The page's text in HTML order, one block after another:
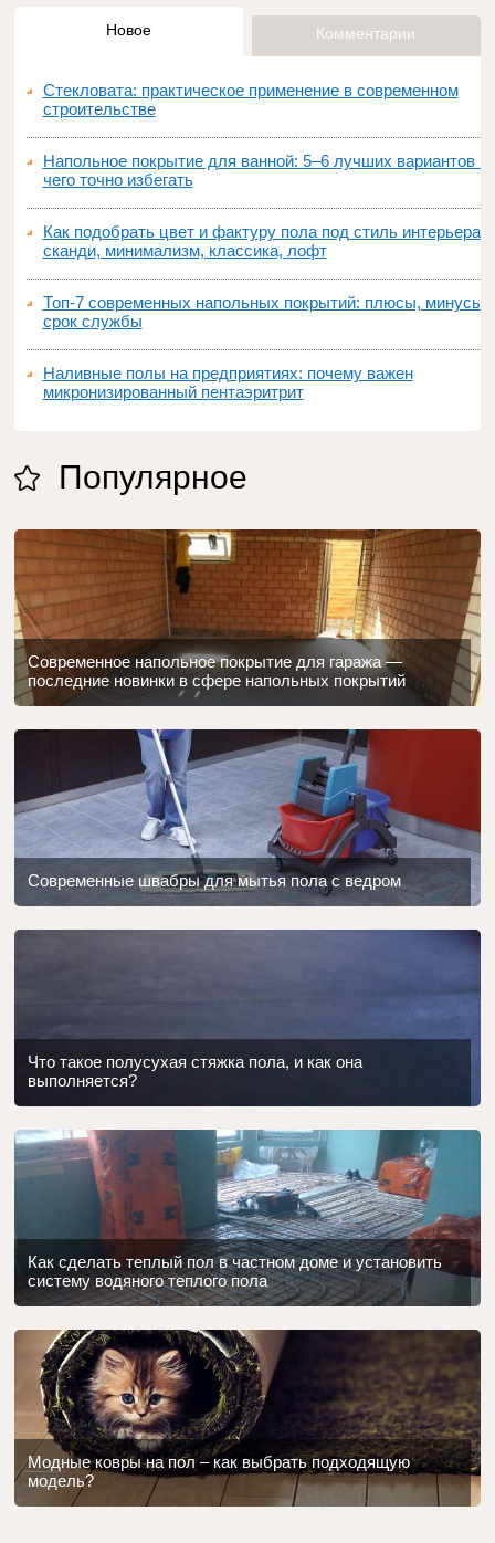
Новое Комментарии
Стекловата: практическое применение в современном
строительстве
Напольное покрытие для ванной: 5–6 лучших вариантов и
чего точно избегать
Как подобрать цвет и фактуру пола под стиль интерьера:
сканди, минимализм, классика, лофт
Топ‑7 современных напольных покрытий: плюсы, минусы,
срок службы
Наливные полы на предприятиях: почему важен
микронизированный пентаэритрит
Популярное
Современное напольное покрытие для гаража —
последние новинки в сфере напольных покрытий
Современные швабры для мытья пола с ведром
Что такое полусухая стяжка пола, и как она
выполняется?
Как сделать теплый пол в частном доме и установить
систему водяного теплого пола
Модные ковры на пол – как выбрать подходящую
модель?